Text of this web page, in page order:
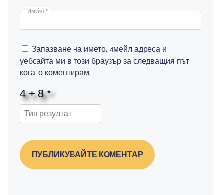
Имейл *
Запазване на името, имейл адреса и
уебсайта ми в този браузър за следващия път
когато коментирам.
ПУБЛИКУВАЙТЕ КОМЕНТАР